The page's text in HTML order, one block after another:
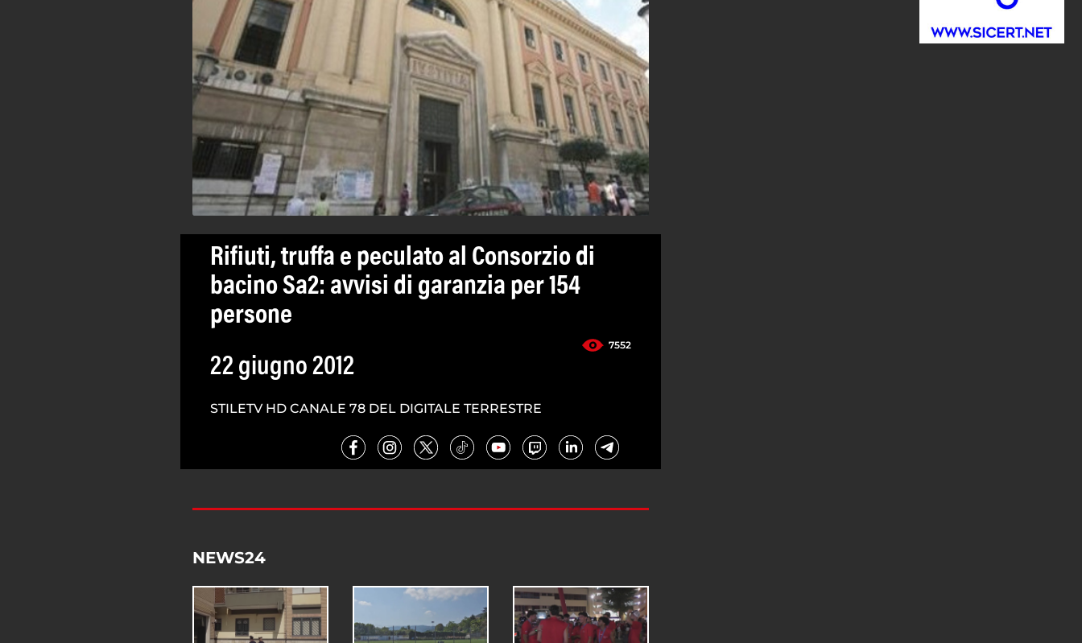
Rifiuti, truffa e peculato al Consorzio di
bacino Sa2: avvisi di garanzia per 154
persone
7552
22 giugno 2012
STILETV HD CANALE 78 DEL DIGITALE TERRESTRE
NEWS24